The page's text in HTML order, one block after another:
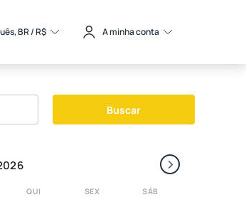
BR / R$ A minha conta
Buscar
›
QUI SEX SÁB